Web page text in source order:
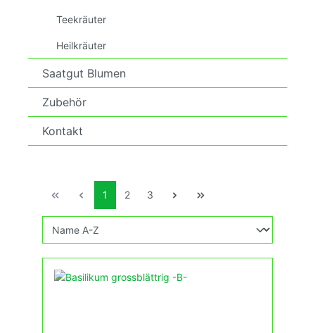
Teekräuter
Heilkräuter
Saatgut Blumen
Zubehör
Kontakt
1 2 3